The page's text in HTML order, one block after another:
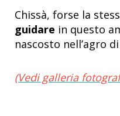
Chissà, forse la
guidare in questo
nascosto nell’agro
(Vedi galleria